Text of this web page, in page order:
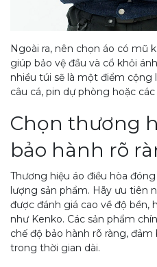
Ngoài ra, nên chọn áo có mũ
giúp bảo vệ đầu và cổ khỏi
nhiều túi sẽ là một điểm
câu cá, pin dự phòng hoặc
Chọn thương
bảo hành rõ
Thương hiệu áo điều hòa
lượng sản phẩm. Hãy ưu tiên
được đánh giá cao về độ bền,
như Kenko. Các sản phẩm
chế độ bảo hành rõ ràng,
trong thời gian dài.